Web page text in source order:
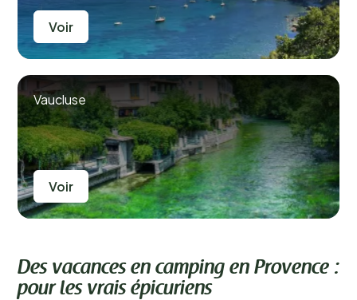
Voir
Vaucluse
Voir
Des vacances en camping en Provence :
pour les vrais épicuriens